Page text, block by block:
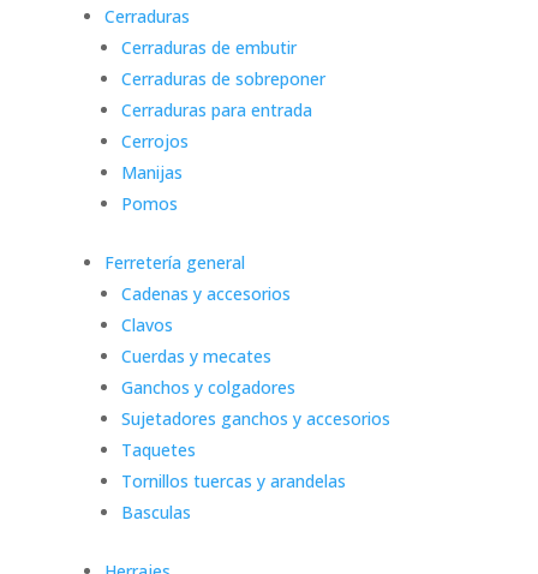
Cerraduras
Cerraduras de embutir
Cerraduras de sobreponer
Cerraduras para entrada
Cerrojos
Manijas
Pomos
Ferretería general
Cadenas y accesorios
Clavos
Cuerdas y mecates
Ganchos y colgadores
Sujetadores ganchos y accesorios
Taquetes
Tornillos tuercas y arandelas
Basculas